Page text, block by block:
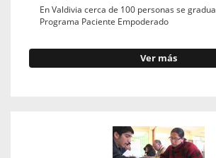
En Valdivia cerca de 100 personas se
Programa Paciente Empoderado
Ver más